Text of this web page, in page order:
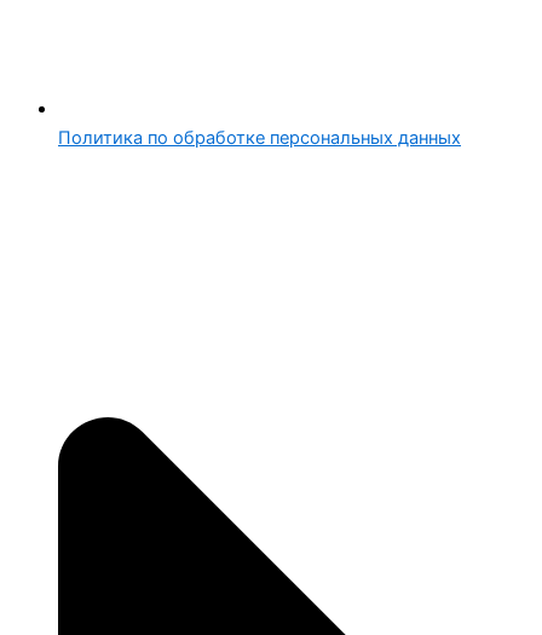
Политика по обработке персональных данных